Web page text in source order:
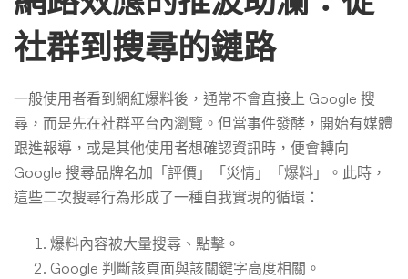
社群到搜尋的鏈路
一般使用者看到網紅爆料後，通常不會直接上 Google 搜
尋，而是先在社群平台內瀏覽。但當事件發酵，開始有媒體
跟進報導，或是其他使用者想確認資訊時，便會轉向
Google 搜尋品牌名加「評價」「災情」「爆料」。此時，
這些二次搜尋行為形成了一種自我實現的循環：
爆料內容被大量搜尋、點擊。
Google 判斷該頁面與該關鍵字高度相關。